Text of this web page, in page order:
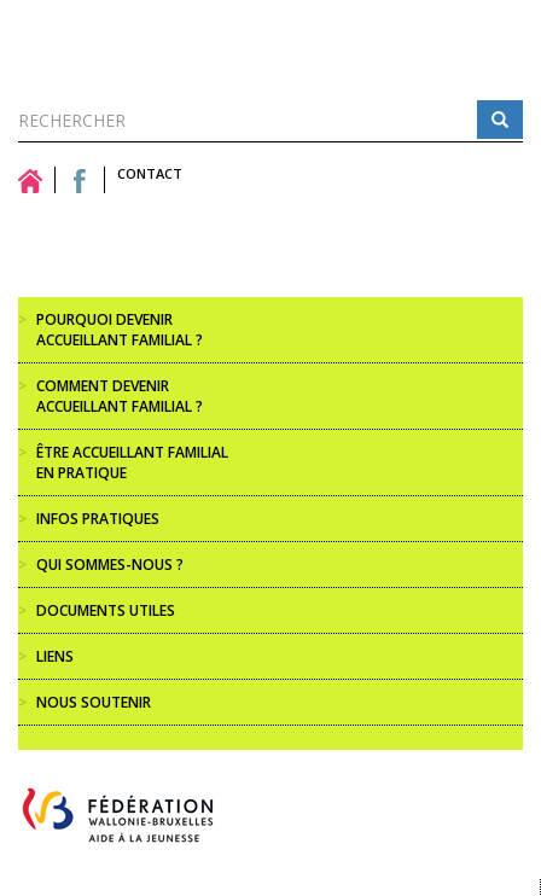
Formulaire
de
recherche
Rechercher CONTACT
> POURQUOI DEVENIR
ACCUEILLANT FAMILIAL ?
> COMMENT DEVENIR
ACCUEILLANT FAMILIAL ?
> ÊTRE ACCUEILLANT FAMILIAL
EN PRATIQUE
> INFOS PRATIQUES
> QUI SOMMES-NOUS ?
> DOCUMENTS UTILES
> LIENS
> NOUS SOUTENIR